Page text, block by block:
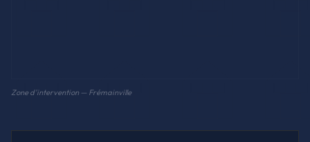
Zone d'intervention — Frémainville